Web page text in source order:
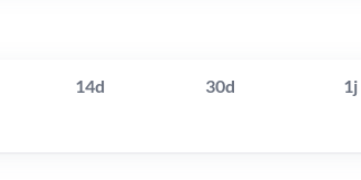
14d 30d 1j